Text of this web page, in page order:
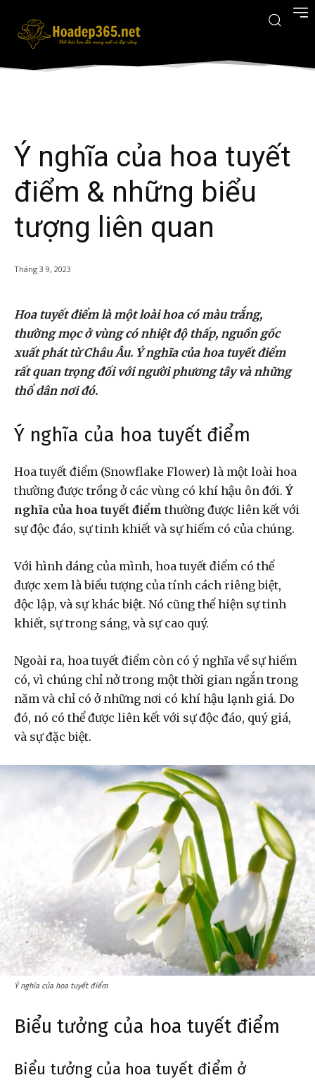
Ý nghĩa của hoa tuyết
điểm & những biểu
tượng liên quan
Tháng 3 9, 2023
Hoa tuyết điểm là một loài hoa có màu trắng,
thường mọc ở vùng có nhiệt độ thấp, nguồn gốc
xuất phát từ Châu Âu. Ý nghĩa của hoa tuyết điểm
rất quan trọng đối với người phương tây và những
thổ dân nơi đó.
Ý nghĩa của hoa tuyết điểm
Hoa tuyết điểm (Snowflake Flower) là một loài hoa
thường được trồng ở các vùng có khí hậu ôn đới. Ý
nghĩa của hoa tuyết điểm thường được liên kết với
sự độc đáo, sự tinh khiết và sự hiếm có của chúng.
Với hình dáng của mình, hoa tuyết điểm có thể
được xem là biểu tượng của tính cách riêng biệt,
độc lập, và sự khác biệt. Nó cũng thể hiện sự tinh
khiết, sự trong sáng, và sự cao quý.
Ngoài ra, hoa tuyết điểm còn có ý nghĩa về sự hiếm
có, vì chúng chỉ nở trong một thời gian ngắn trong
năm và chỉ có ở những nơi có khí hậu lạnh giá. Do
đó, nó có thể được liên kết với sự độc đáo, quý giá,
và sự đặc biệt.
Ý nghĩa của hoa tuyết điểm
Biểu tưởng của hoa tuyết điểm
Biểu tưởng của hoa tuyết điểm ở